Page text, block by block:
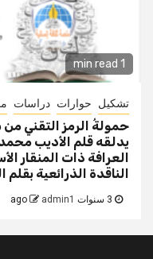
1 min read
تشكيل حوارات دراسات
حمولةُ الرمز التقني
يدلقه قلم الأديب
العرافة ذات المنقار
الناقدة الذرائعية
admin1